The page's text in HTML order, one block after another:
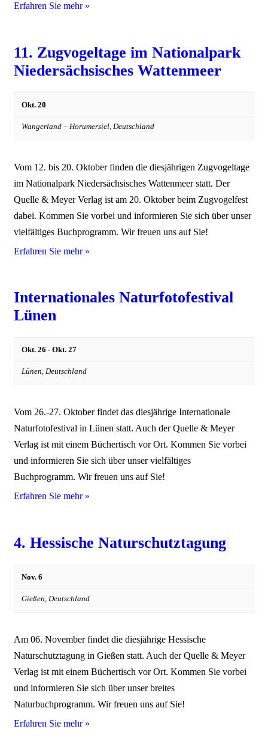
Erfahren Sie mehr »
11. Zugvogeltage im Nationalpark
Niedersächsisches Wattenmeer
Okt. 20
Wangerland – Horumersiel, Deutschland
Vom 12. bis 20. Oktober finden die diesjährigen Zugvogeltage
im Nationalpark Niedersächsisches Wattenmeer statt. Der
Quelle & Meyer Verlag ist am 20. Oktober beim Zugvogelfest
dabei. Kommen Sie vorbei und informieren Sie sich über unser
vielfältiges Buchprogramm. Wir freuen uns auf Sie!
Erfahren Sie mehr »
Internationales Naturfotofestival
Lünen
Okt. 26 - Okt. 27
Lünen, Deutschland
Vom 26.-27. Oktober findet das diesjährige Internationale
Naturfotofestival in Lünen statt. Auch der Quelle & Meyer
Verlag ist mit einem Büchertisch vor Ort. Kommen Sie vorbei
und informieren Sie sich über unser vielfältiges
Buchprogramm. Wir freuen uns auf Sie!
Erfahren Sie mehr »
4. Hessische Naturschutztagung
Nov. 6
Gießen, Deutschland
Am 06. November findet die diesjährige Hessische
Naturschutztagung in Gießen statt. Auch der Quelle & Meyer
Verlag ist mit einem Büchertisch vor Ort. Kommen Sie vorbei
und informieren Sie sich über unser breites
Naturbuchprogramm. Wir freuen uns auf Sie!
Erfahren Sie mehr »